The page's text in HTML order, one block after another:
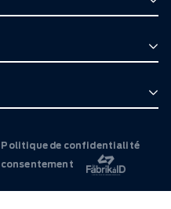
Politique de confidentialité